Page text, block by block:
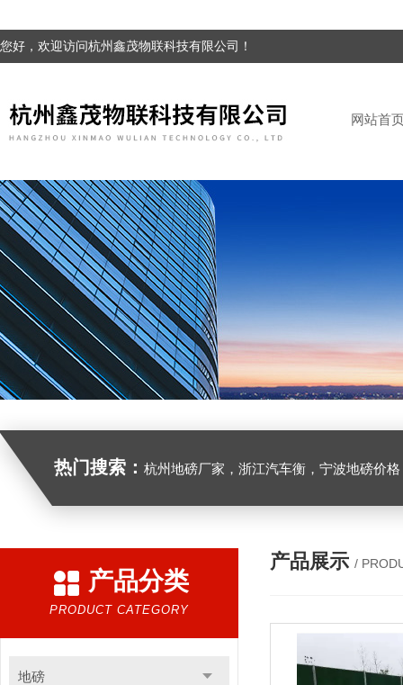
您好，欢迎访问杭州鑫茂物联科技有限公司！
网站首
热门搜索： 杭州地磅厂家，浙江汽车衡，宁波地磅价格，浙江地
产品分类
PRODUCT CATEGORY
地磅
产品展示 /